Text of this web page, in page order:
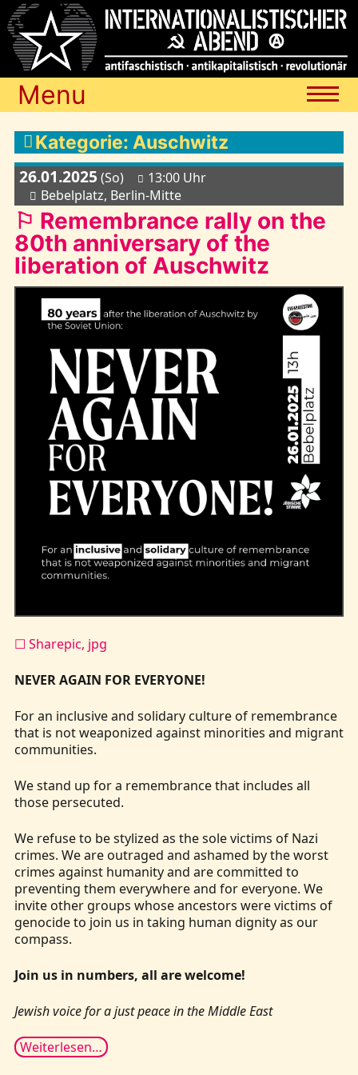
Menu
Termine
Blog
Media
Links
Kontakt
Kategorie: Auschwitz
26.01.2025 (So)
13:00 Uhr
Bebelplatz, Berlin-Mitte
⚐ Remembrance rally on the
80th anniversary of the
liberation of Auschwitz
☐ Sharepic, jpg
NEVER AGAIN FOR EVERYONE!
For an inclusive and solidary culture of remembrance
that is not weaponized against minorities and migrant
communities.
We stand up for a remembrance that includes all
those persecuted.
We refuse to be stylized as the sole victims of Nazi
crimes. We are outraged and ashamed by the worst
crimes against humanity and are committed to
preventing them everywhere and for everyone. We
invite other groups whose ancestors were victims of
genocide to join us in taking human dignity as our
compass.
Join us in numbers, all are welcome!
Jewish voice for a just peace in the Middle East
Weiterlesen…